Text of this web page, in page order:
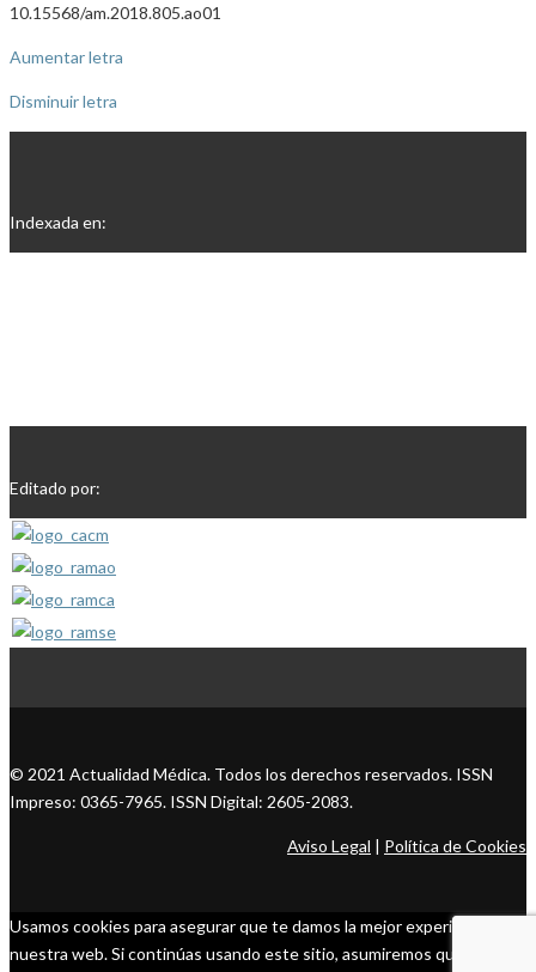
10.15568/am.2018.805.ao01
Aumentar letra
Disminuir letra
Indexada en:
Editado por:
© 2021 Actualidad Médica. Todos los derechos reservados. ISSN
Impreso: 0365-7965. ISSN Digital: 2605-2083.
Aviso Legal | Política de Cookies
Usamos cookies para asegurar que te damos la mejor experiencia en
nuestra web. Si continúas usando este sitio, asumiremos que estás